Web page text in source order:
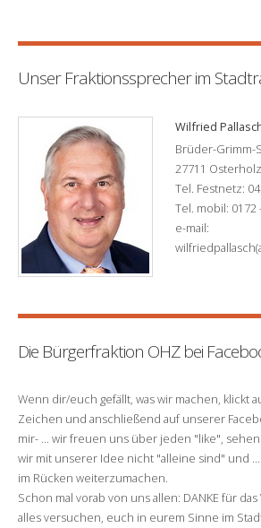
Unser Fraktionssprecher im
Wilfried
Brüder-Grimm-
27711
Tel. Festnetz:
Tel. mobil: 0172
e-mail:
Die Bürgerfraktion OHZ bei
Wenn dir/euch gefällt, was wir machen, klickt
Zeichen und anschließend auf unserer
mir- ... wir freuen uns über jeden "like", sehen
wir mit unserer Idee nicht "alleine sind" und
im Rücken weiterzumachen.
Schon mal vorab von uns allen: DANKE für
alles versuchen, euch in eurem Sinne im